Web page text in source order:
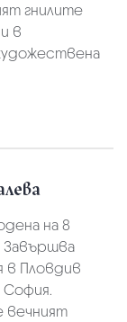
гнилите
в
на 8
Завършва
в Пловдив
София.
вечният